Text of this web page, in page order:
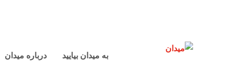
به میدان بیایید درباره میدان